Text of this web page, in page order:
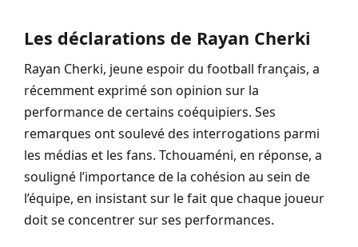
Les déclarations de Rayan Cherki
Rayan Cherki, jeune espoir du football français, a
récemment exprimé son opinion sur la
performance de certains coéquipiers. Ses
remarques ont soulevé des interrogations parmi
les médias et les fans. Tchouaméni, en réponse, a
souligné l’importance de la cohésion au sein de
l’équipe, en insistant sur le fait que chaque joueur
doit se concentrer sur ses performances.